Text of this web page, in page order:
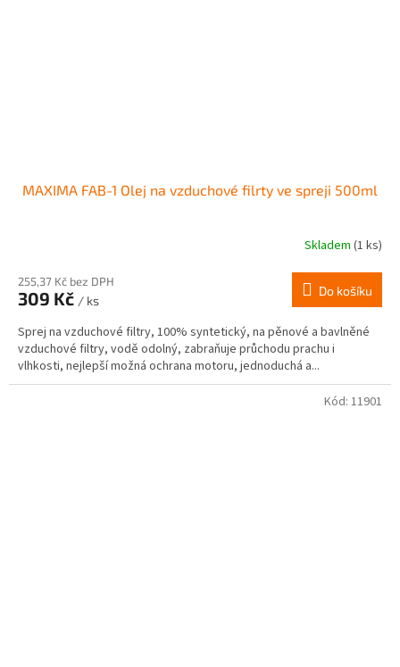
MAXIMA FAB-1 Olej na vzduchové filrty ve spreji 500ml
Skladem (1 ks)
255,37 Kč bez DPH
309 Kč / ks
Do košíku
Sprej na vzduchové filtry, 100% syntetický, na pěnové a bavlněné
vzduchové filtry, vodě odolný, zabraňuje průchodu prachu i
vlhkosti, nejlepší možná ochrana motoru, jednoduchá a...
Kód: 11901